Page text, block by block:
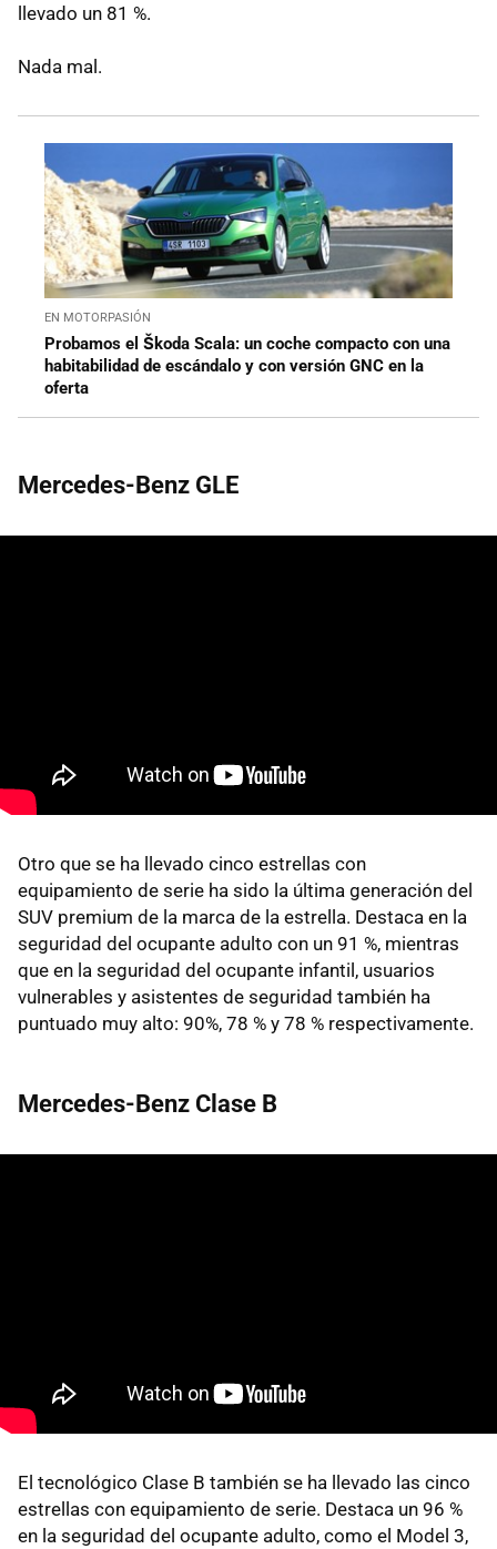
llevado un 81 %.
Nada mal.
EN MOTORPASIÓN
Probamos el Škoda Scala: un coche compacto con una
habitabilidad de escándalo y con versión GNC en la
oferta
Mercedes-Benz GLE
Otro que se ha llevado cinco estrellas con
equipamiento de serie ha sido la última generación del
SUV premium de la marca de la estrella. Destaca en la
seguridad del ocupante adulto con un 91 %, mientras
que en la seguridad del ocupante infantil, usuarios
vulnerables y asistentes de seguridad también ha
puntuado muy alto: 90%, 78 % y 78 % respectivamente.
Mercedes-Benz Clase B
El tecnológico Clase B también se ha llevado las cinco
estrellas con equipamiento de serie. Destaca un 96 %
en la seguridad del ocupante adulto, como el Model 3,